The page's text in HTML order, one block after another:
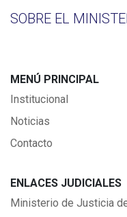
SOBRE EL
MENÚ PRINCIPAL
Institucional
Noticias
Contacto
ENLACES JUDICIALES
Ministerio de Justicia